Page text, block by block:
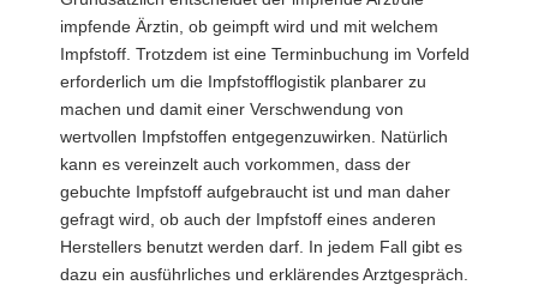
impfende Ärztin, ob geimpft wird und mit welchem
Impfstoff. Trotzdem ist eine Terminbuchung im Vorfeld
erforderlich um die Impfstofflogistik planbarer zu
machen und damit einer Verschwendung von
wertvollen Impfstoffen entgegenzuwirken. Natürlich
kann es vereinzelt auch vorkommen, dass der
gebuchte Impfstoff aufgebraucht ist und man daher
gefragt wird, ob auch der Impfstoff eines anderen
Herstellers benutzt werden darf. In jedem Fall gibt es
dazu ein ausführliches und erklärendes Arztgespräch.